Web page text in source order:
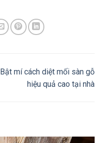
Bật mí cách diệt mối sàn gỗ
hiệu quả cao tại nhà